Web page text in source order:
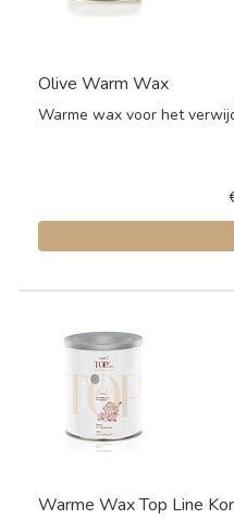
Olive Warm Wax
Warme wax voor het
Warme Wax Top Line